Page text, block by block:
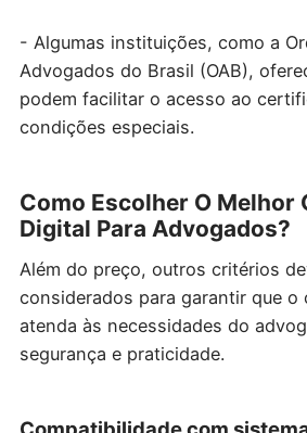
- Algumas instituições, como a
Advogados do Brasil (OAB),
podem facilitar o acesso ao
condições especiais.
Como Escolher O
Digital Para Advogados?
Além do preço, outros critérios
considerados para garantir que
atenda às necessidades do
segurança e praticidade.